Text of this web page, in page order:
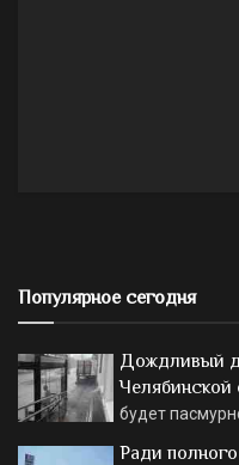
Популярное сегодня
Дождливый
Челябинской
будет
Ради полного